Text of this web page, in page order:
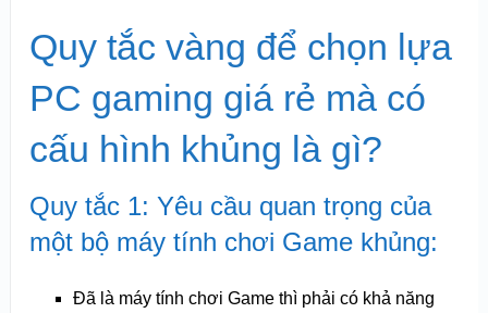
Quy tắc vàng để chọn lựa
PC gaming giá rẻ mà có
cấu hình khủng là gì?
Quy tắc 1: Yêu cầu quan trọng của
một bộ máy tính chơi Game khủng:
Đã là máy tính chơi Game thì phải có khả năng